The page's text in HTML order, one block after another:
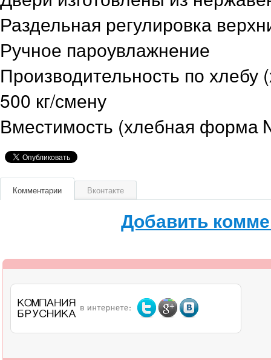
Раздельная регулировка
Ручное пароувлажнение
Производительность по
500 кг/смену
Вместимость (хлебная форма
Комментарии Вконтакте
Добавить